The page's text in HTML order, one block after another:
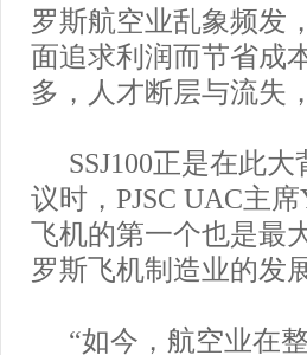
罗斯航空业乱象频发
面追求利润而节省成
多，人才断层与流失
SSJ100正是在此
议时，PJSC UAC主席
飞机的第一个也是最
罗斯飞机制造业的发
“如今，航空业在